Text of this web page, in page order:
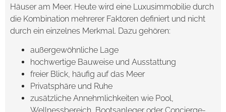
Häuser am Meer. Heute wird eine Luxusimmobilie durch
die Kombination mehrerer Faktoren definiert und nicht
durch ein einzelnes Merkmal. Dazu gehören:
außergewöhnliche Lage
hochwertige Bauweise und Ausstattung
freier Blick, häufig auf das Meer
Privatsphäre und Ruhe
zusätzliche Annehmlichkeiten wie Pool,